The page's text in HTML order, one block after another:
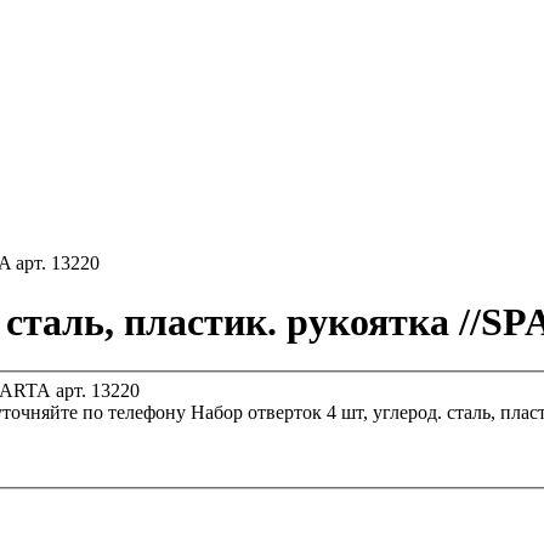
арт. 13220
пластик. рукоятка //
по телефону Набор отверток 4 шт, углерод. сталь,